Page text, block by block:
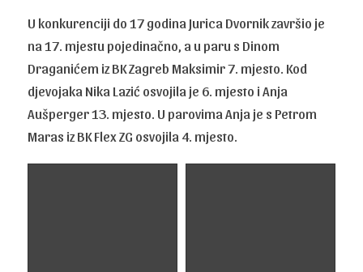
U konkurenciji do 17 godina Jurica Dvornik završio je
na 17. mjestu pojedinačno, a u paru s Dinom
Draganićem iz BK Zagreb Maksimir 7. mjesto. Kod
djevojaka Nika Lazić osvojila je 6. mjesto i Anja
Aušperger 13. mjesto. U parovima Anja je s Petrom
Maras iz BK Flex ZG osvojila 4. mjesto.